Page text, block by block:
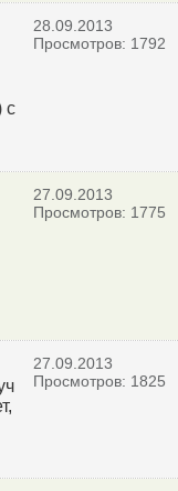
с
28.09.2013
Просмотров: 1792
27.09.2013
Просмотров: 1775
27.09.2013
Просмотров: 1825